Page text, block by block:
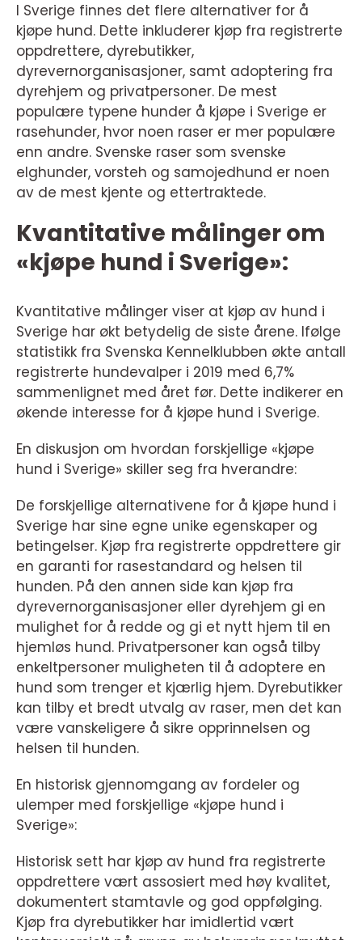
I Sverige finnes det flere alternativer for å
kjøpe hund. Dette inkluderer kjøp fra registrerte
oppdrettere, dyrebutikker,
dyrevernorganisasjoner, samt adoptering fra
dyrehjem og privatpersoner. De mest
populære typene hunder å kjøpe i Sverige er
rasehunder, hvor noen raser er mer populære
enn andre. Svenske raser som svenske
elghunder, vorsteh og samojedhund er noen
av de mest kjente og ettertraktede.
Kvantitative målinger om
«kjøpe hund i Sverige»:
Kvantitative målinger viser at kjøp av hund i
Sverige har økt betydelig de siste årene. Ifølge
statistikk fra Svenska Kennelklubben økte antall
registrerte hundevalper i 2019 med 6,7%
sammenlignet med året før. Dette indikerer en
økende interesse for å kjøpe hund i Sverige.
En diskusjon om hvordan forskjellige «kjøpe
hund i Sverige» skiller seg fra hverandre:
De forskjellige alternativene for å kjøpe hund i
Sverige har sine egne unike egenskaper og
betingelser. Kjøp fra registrerte oppdrettere gir
en garanti for rasestandard og helsen til
hunden. På den annen side kan kjøp fra
dyrevernorganisasjoner eller dyrehjem gi en
mulighet for å redde og gi et nytt hjem til en
hjemløs hund. Privatpersoner kan også tilby
enkeltpersoner muligheten til å adoptere en
hund som trenger et kjærlig hjem. Dyrebutikker
kan tilby et bredt utvalg av raser, men det kan
være vanskeligere å sikre opprinnelsen og
helsen til hunden.
En historisk gjennomgang av fordeler og
ulemper med forskjellige «kjøpe hund i
Sverige»:
Historisk sett har kjøp av hund fra registrerte
oppdrettere vært assosiert med høy kvalitet,
dokumentert stamtavle og god oppfølging.
Kjøp fra dyrebutikker har imidlertid vært